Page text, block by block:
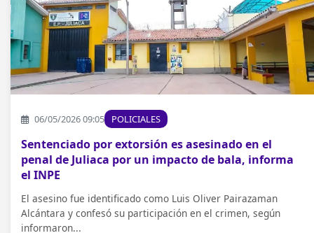
06/05/2026 09:05 POLICIALES
Sentenciado por extorsión es asesinado en el
penal de Juliaca por un impacto de bala, informa
el INPE
El asesino fue identificado como Luis Oliver Pairazaman
Alcántara y confesó su participación en el crimen, según
informaron...